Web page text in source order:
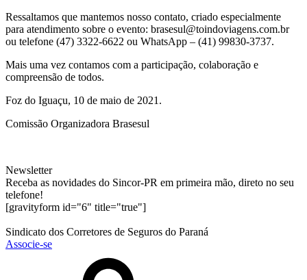
Ressaltamos que mantemos nosso contato, criado especialmente
para atendimento sobre o evento: brasesul@toindoviagens.com.br
ou telefone (47) 3322-6622 ou WhatsApp – (41) 99830-3737.
Mais uma vez contamos com a participação, colaboração e
compreensão de todos.
Foz do Iguaçu, 10 de maio de 2021.
Comissão Organizadora Brasesul
Newsletter
Receba as novidades do Sincor-PR em primeira mão, direto no seu
telefone!
[gravityform id="6" title="true"]
Sindicato dos Corretores de Seguros do Paraná
Associe-se